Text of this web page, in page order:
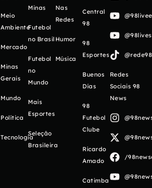
Meio
Ambiente
Mercado
Minas
Gerais
Mundo
Política
Tecnologia
Minas
Futebol
no Brasil
Futebol
no
Mundo
Mais
Esportes
Seleção
Brasileira
Nas
Redes
Humor
Música
Central
98
98
Esportes
Buenos
Días
98
Futebol
Clube
Ricardo
Amado
Catimba
Redes
Sociais 98
News
/